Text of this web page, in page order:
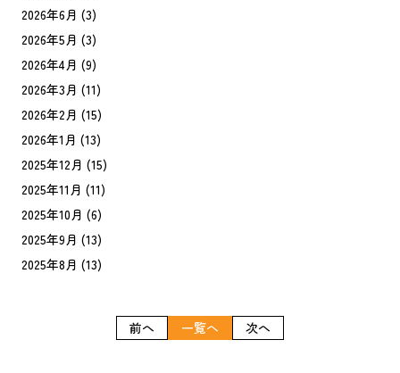
2026年6月 (3)
2026年5月 (3)
2026年4月 (9)
2026年3月 (11)
2026年2月 (15)
2026年1月 (13)
2025年12月 (15)
2025年11月 (11)
2025年10月 (6)
2025年9月 (13)
2025年8月 (13)
前へ 一覧へ 次へ